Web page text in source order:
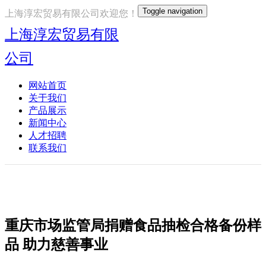
上海淳宏贸易有限公司欢迎您！ Toggle navigation
上海淳宏贸易有限
公司
网站首页
关于我们
产品展示
新闻中心
人才招聘
联系我们
重庆市场监管局捐赠食品抽检合格备份样
品 助力慈善事业